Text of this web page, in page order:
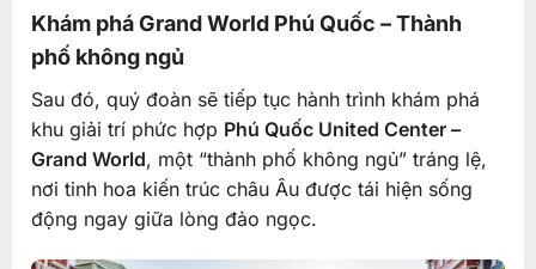
Khám phá Grand World Phú Quốc – Thành
phố không ngủ
Sau đó, quý đoàn sẽ tiếp tục hành trình khám phá
khu giải trí phức hợp Phú Quốc United Center –
Grand World, một “thành phố không ngủ” tráng lệ,
nơi tinh hoa kiến trúc châu Âu được tái hiện sống
động ngay giữa lòng đảo ngọc.